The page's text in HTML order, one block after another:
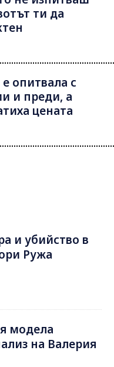
ти да
опитвала с
и преди, а
цената
и убийство в
Ружа
модела
на Валерия